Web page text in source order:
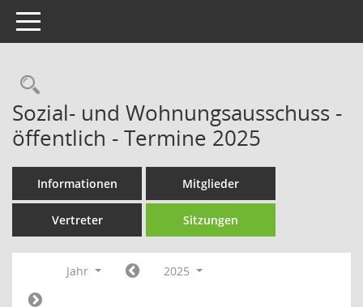
Toggle navigation
Rechercheauswahl
Sozial- und Wohnungsausschuss -
öffentlich - Termine 2025
Informationen Mitglieder
Vertreter Sitzungen
Jahr 2025